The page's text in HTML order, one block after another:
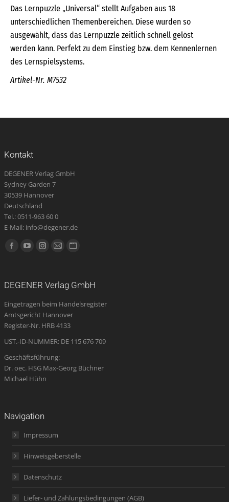
Das Lernpuzzle „Universal“ stellt Aufgaben aus 18
unterschiedlichen Themenbereichen. Diese wurden so
ausgewählt, dass das Lernpuzzle zeitlich schnell gelöst
werden kann. Perfekt zu dem Einstieg bzw. dem Kennenlernen
des Lernspielsystems.
Artikel-Nr. M7532
Kontakt
DEGENER Verlag GmbH
Sydney Garden 7
30539 Hannover
Deutschland
Tel.: 0511-963 60 0
E-Mail: info@degener.de
Finden Sie uns auf:
Facebook
new
window
YouTube
new
window
Instagram
new
window
E-
opens
in
new
Website
new
DEGENER Verlag GmbH
Eingetragen beim Handelsregister
Amtsgericht Hannover
Register-Nr. HRB 4133
UST.-ID-NUMMER: DE 115 676 709
Geschäftsführung:
Dr. oec. HSG Max-Georg Büchner
Michael Hühn
Navigation
Impressum
Hinweisgeberstelle
Datenschutz
Liefer- und Zahlungsbedingungen (AGB)